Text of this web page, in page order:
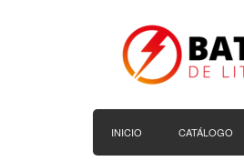
INICIO CATÁLOGO